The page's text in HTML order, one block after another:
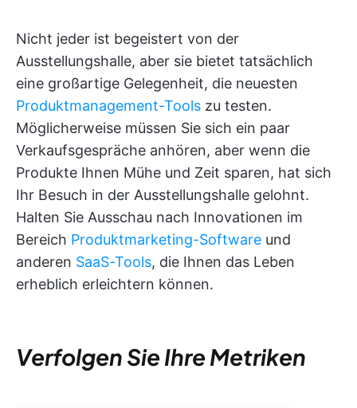
Nicht jeder ist begeistert von der
Ausstellungshalle, aber sie bietet tatsächlich
eine großartige Gelegenheit, die neuesten
Produktmanagement-Tools zu testen.
Möglicherweise müssen Sie sich ein paar
Verkaufsgespräche anhören, aber wenn die
Produkte Ihnen Mühe und Zeit sparen, hat sich
Ihr Besuch in der Ausstellungshalle gelohnt.
Halten Sie Ausschau nach Innovationen im
Bereich Produktmarketing-Software und
anderen SaaS-Tools, die Ihnen das Leben
erheblich erleichtern können.
Verfolgen Sie Ihre Metriken